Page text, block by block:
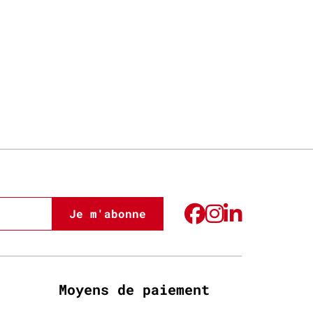
Je m'abonne
Moyens de paiement